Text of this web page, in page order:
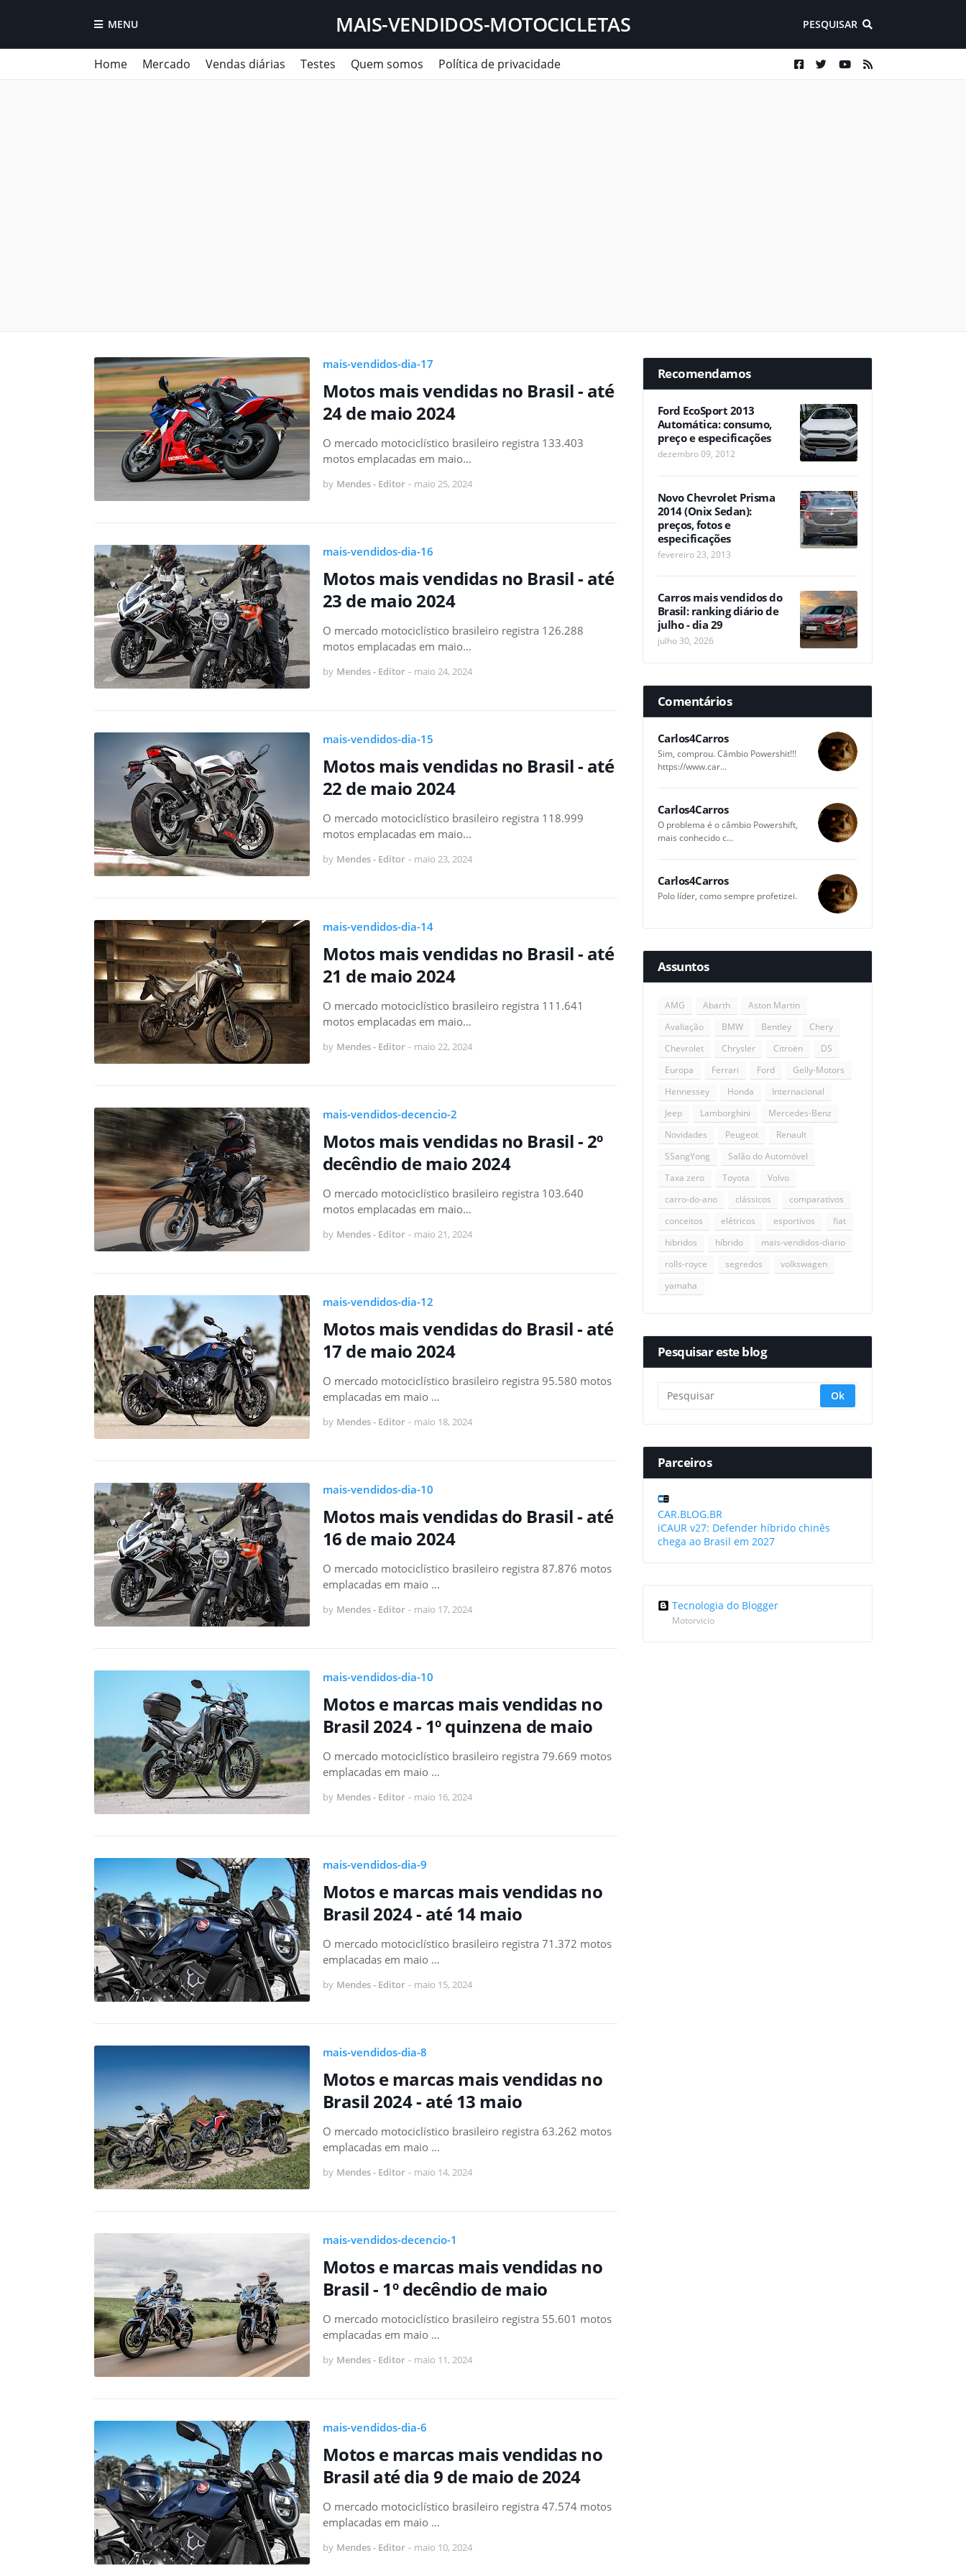
MENU MAIS-VENDIDOS-MOTOCICLETAS PESQUISAR
Home Mercado Vendas diárias Testes Quem somos Política de privacidade
mais-vendidos-dia-17
Motos mais vendidas no Brasil - até
24 de maio 2024
O mercado motociclístico brasileiro registra 133.403
motos emplacadas em maio…
by Mendes - Editor - maio 25, 2024
mais-vendidos-dia-16
Motos mais vendidas no Brasil - até
23 de maio 2024
O mercado motociclístico brasileiro registra 126.288
motos emplacadas em maio…
by Mendes - Editor - maio 24, 2024
mais-vendidos-dia-15
Motos mais vendidas no Brasil - até
22 de maio 2024
O mercado motociclístico brasileiro registra 118.999
motos emplacadas em maio…
by Mendes - Editor - maio 23, 2024
mais-vendidos-dia-14
Motos mais vendidas no Brasil - até
21 de maio 2024
O mercado motociclístico brasileiro registra 111.641
motos emplacadas em maio…
by Mendes - Editor - maio 22, 2024
mais-vendidos-decencio-2
Motos mais vendidas no Brasil - 2º
decêndio de maio 2024
O mercado motociclístico brasileiro registra 103.640
motos emplacadas em maio…
by Mendes - Editor - maio 21, 2024
mais-vendidos-dia-12
Motos mais vendidas do Brasil - até
17 de maio 2024
O mercado motociclístico brasileiro registra 95.580 motos
emplacadas em maio …
by Mendes - Editor - maio 18, 2024
mais-vendidos-dia-10
Motos mais vendidas do Brasil - até
16 de maio 2024
O mercado motociclístico brasileiro registra 87.876 motos
emplacadas em maio …
by Mendes - Editor - maio 17, 2024
mais-vendidos-dia-10
Motos e marcas mais vendidas no
Brasil 2024 - 1º quinzena de maio
O mercado motociclístico brasileiro registra 79.669 motos
emplacadas em maio …
by Mendes - Editor - maio 16, 2024
mais-vendidos-dia-9
Motos e marcas mais vendidas no
Brasil 2024 - até 14 maio
O mercado motociclístico brasileiro registra 71.372 motos
emplacadas em maio …
by Mendes - Editor - maio 15, 2024
mais-vendidos-dia-8
Motos e marcas mais vendidas no
Brasil 2024 - até 13 maio
O mercado motociclístico brasileiro registra 63.262 motos
emplacadas em maio …
by Mendes - Editor - maio 14, 2024
mais-vendidos-decencio-1
Motos e marcas mais vendidas no
Brasil - 1º decêndio de maio
O mercado motociclístico brasileiro registra 55.601 motos
emplacadas em maio …
by Mendes - Editor - maio 11, 2024
mais-vendidos-dia-6
Motos e marcas mais vendidas no
Brasil até dia 9 de maio de 2024
O mercado motociclístico brasileiro registra 47.574 motos
emplacadas em maio …
by Mendes - Editor - maio 10, 2024
Recomendamos
Ford EcoSport 2013
Automática: consumo,
preço e especificações
dezembro 09, 2012
Novo Chevrolet Prisma
2014 (Onix Sedan):
preços, fotos e
especificações
fevereiro 23, 2013
Carros mais vendidos do
Brasil: ranking diário de
julho - dia 29
julho 30, 2026
Comentários
Carlos4Carros
Sim, comprou. Câmbio Powershit!!!
https://www.car...
Carlos4Carros
O problema é o câmbio Powershift,
mais conhecido c...
Carlos4Carros
Polo líder, como sempre profetizei.
Assuntos
AMG Abarth
Aston Martin
Avaliação
BMW Bentley
Chery
Chevrolet
Chrysler Citroën
DS
Europa
Ferrari Ford
Gelly-Motors
Hennessey
Honda
Internacional
Jeep
Lamborghini
Mercedes-Benz
Novidades
Peugeot
Renault
SSangYong
Salão do Automóvel
Taxa zero
Toyota
Volvo
carro-do-ano
clássicos
comparativos
conceitos
elétricos esportivos
fiat
hibridos
híbrido
mais-vendidos-diario
rolls-royce
segredos
volkswagen
yamaha
Pesquisar este blog
Parceiros
CAR.BLOG.BR
iCAUR v27: Defender híbrido chinês
chega ao Brasil em 2027
Tecnologia do Blogger
Motorvicio